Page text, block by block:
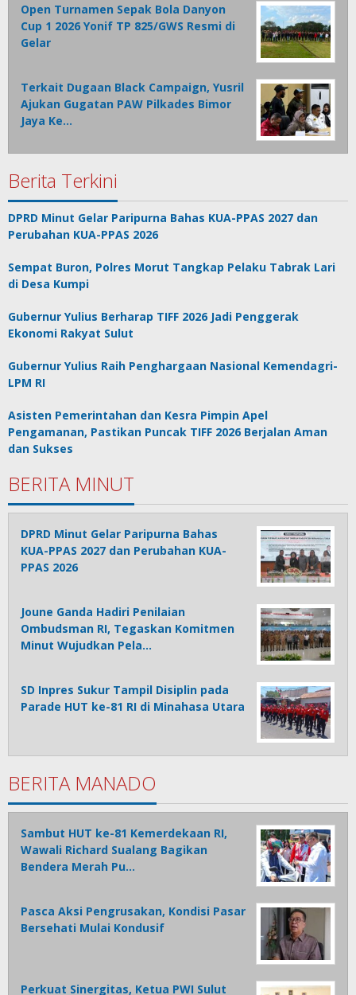
Open Turnamen Sepak Bola Danyon
Cup 1 2026 Yonif TP 825/GWS Resmi di
Gelar
Terkait Dugaan Black Campaign, Yusril
Ajukan Gugatan PAW Pilkades Bimor
Jaya Ke…
Berita Terkini
DPRD Minut Gelar Paripurna Bahas KUA-PPAS 2027 dan
Perubahan KUA-PPAS 2026
Sempat Buron, Polres Morut Tangkap Pelaku Tabrak Lari
di Desa Kumpi
Gubernur Yulius Berharap TIFF 2026 Jadi Penggerak
Ekonomi Rakyat Sulut
Gubernur Yulius Raih Penghargaan Nasional Kemendagri-
LPM RI
Asisten Pemerintahan dan Kesra Pimpin Apel
Pengamanan, Pastikan Puncak TIFF 2026 Berjalan Aman
dan Sukses
BERITA MINUT
DPRD Minut Gelar Paripurna Bahas
KUA-PPAS 2027 dan Perubahan KUA-
PPAS 2026
Joune Ganda Hadiri Penilaian
Ombudsman RI, Tegaskan Komitmen
Minut Wujudkan Pela…
SD Inpres Sukur Tampil Disiplin pada
Parade HUT ke-81 RI di Minahasa Utara
BERITA MANADO
Sambut HUT ke-81 Kemerdekaan RI,
Wawali Richard Sualang Bagikan
Bendera Merah Pu…
Pasca Aksi Pengrusakan, Kondisi Pasar
Bersehati Mulai Kondusif
Perkuat Sinergitas, Ketua PWI Sulut